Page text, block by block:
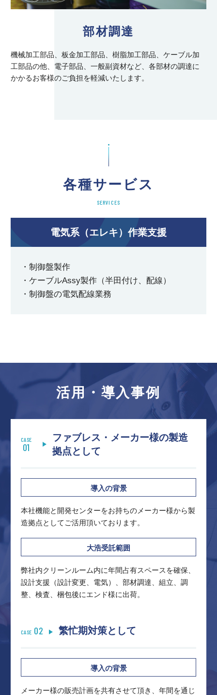
部材調達
機械加工部品、板金加工部品、樹脂加工部品、ケーブル加
工部品の他、電子部品、一般副資材など、各部材の調達に
かかるお客様のご負担を軽減いたします。
各種サービス
SERVICES
電気系（エレキ）作業支援
・制御盤製作
・ケーブルAssy製作（半田付け、配線）
・制御盤の電気配線業務
活用・導入事例
CASE
01
ファブレス・メーカー様の製造
拠点として
導入の背景
本社機能と開発センターをお持ちのメーカー様から製
造拠点としてご活用頂いております。
大浩受託範囲
弊社内クリーンルーム内に年間占有スペースを確保、
設計支援（設計変更、電気）、部材調達、組立、調
整、検査、梱包後にエンド様に出荷。
CASE 02 繁忙期対策として
導入の背景
メーカー様の販売計画を共有させて頂き、年間を通じ